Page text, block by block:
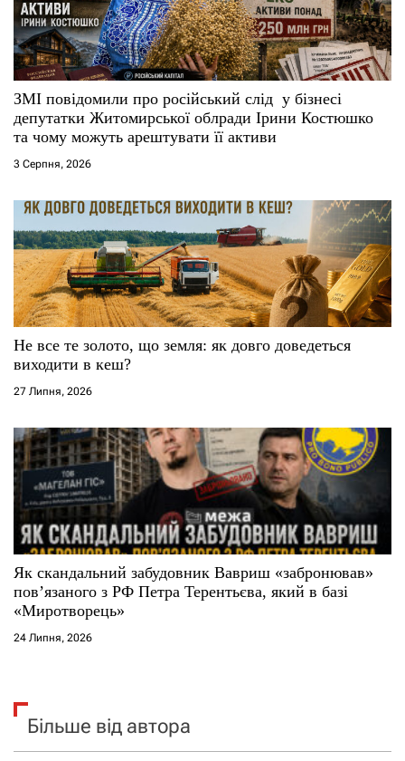
п
и
с
і
ЗМІ повідомили про російський слід у бізнесі
депутатки Житомирської облради Ірини Костюшко
та чому можуть арештувати її активи
3 Серпня, 2026
Не все те золото, що земля: як довго доведеться
виходити в кеш?
27 Липня, 2026
Як скандальний забудовник Вавриш «забронював»
повʼязаного з РФ Петра Терентьєва, який в базі
«Миротворець»
24 Липня, 2026
Більше від автора